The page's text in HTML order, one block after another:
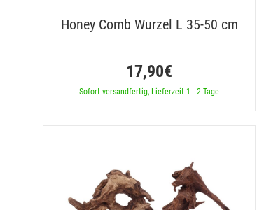
Honey Comb Wurzel L 35-50 cm
17,90€
Sofort versandfertig, Lieferzeit 1 - 2 Tage